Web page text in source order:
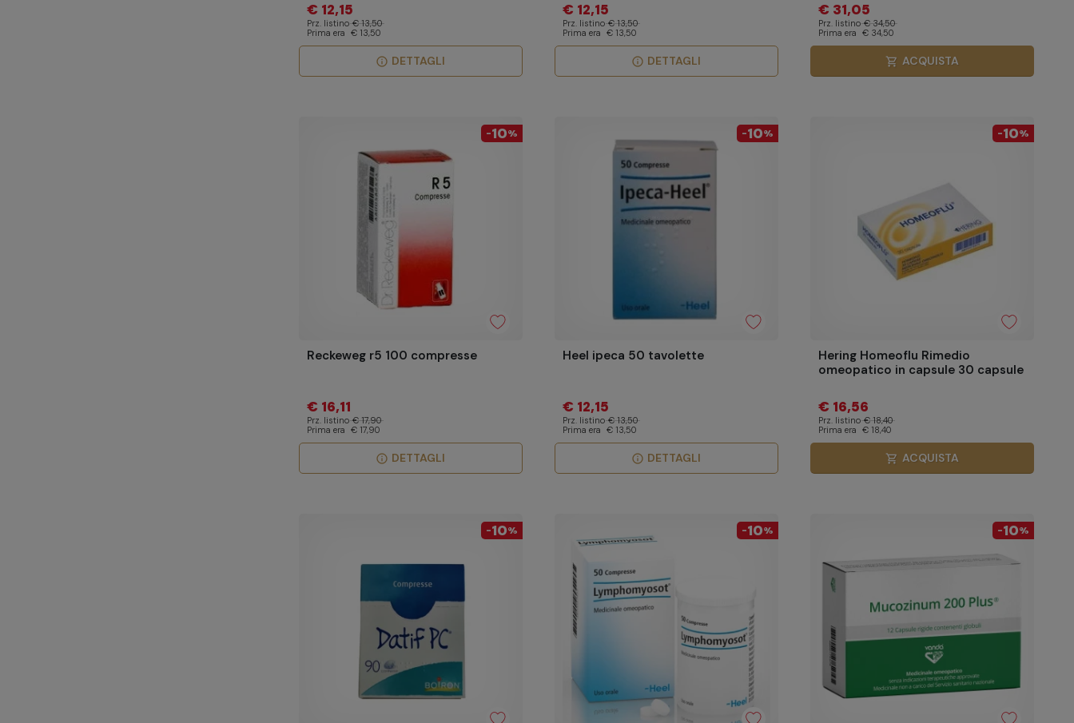
€ 12,15
Prz. listino € 13,50
Prima era € 13,50
info DETTAGLI
€ 12,15
Prz. listino € 13,50
Prima era € 13,50
info DETTAGLI
€ 31,05
Prz. listino € 34,50
Prima era € 34,50
shopping_cart ACQUISTA
-10%
Reckeweg r5 100 compresse
€ 16,11
Prz. listino € 17,90
Prima era € 17,90
info DETTAGLI
-10%
Heel ipeca 50 tavolette
€ 12,15
Prz. listino € 13,50
Prima era € 13,50
info DETTAGLI
-10%
Hering Homeoflu Rimedio
omeopatico in capsule 30 capsule
€ 16,56
Prz. listino € 18,40
Prima era € 18,40
shopping_cart ACQUISTA
-10% -10% -10%